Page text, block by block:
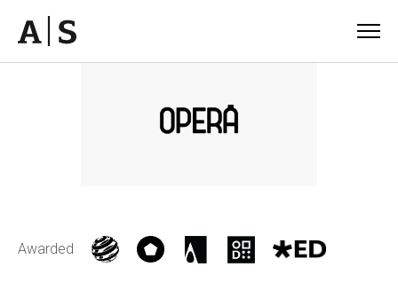
Awarded